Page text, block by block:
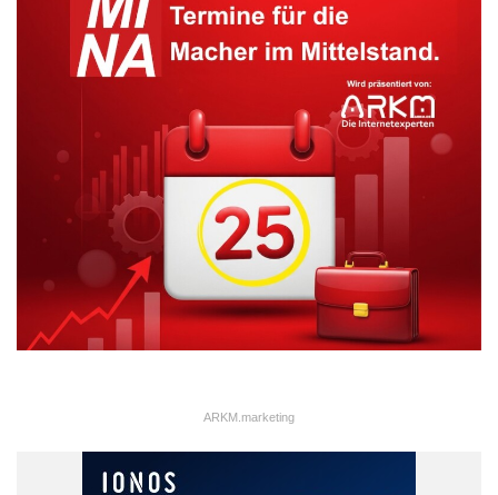
ARKM.marketing